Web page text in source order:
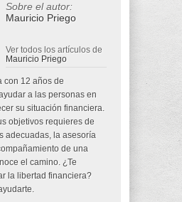
Sobre el autor:
Mauricio Priego
Ver todos los artículos de
Mauricio Priego
con 12 años de
a las personas en
su situación financiera.
objetivos requieres de
adecuadas, la asesoría
de una
el camino. ¿Te
la libertad financiera?